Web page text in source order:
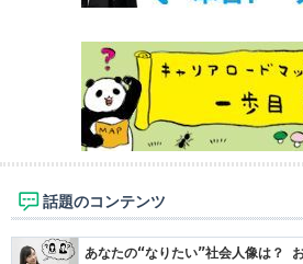
話題のコンテンツ
あなたの“なりたい”社会人像は？